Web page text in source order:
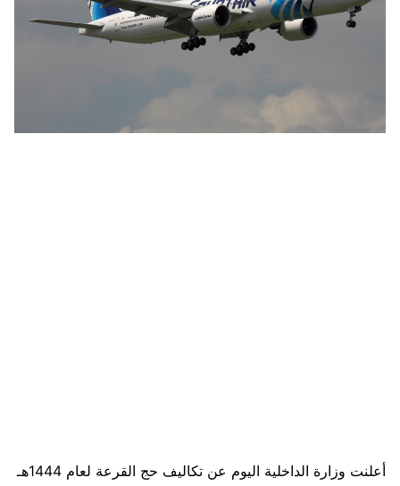
أعلنت وزارة الداخلية اليوم عن تكاليف حج القرعة لعام 1444هـ